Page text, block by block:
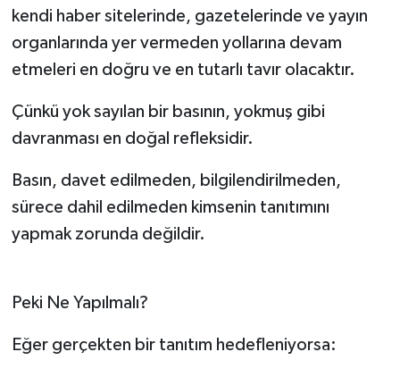
kendi haber sitelerinde, gazetelerinde ve yayın
organlarında yer vermeden yollarına devam
etmeleri en doğru ve en tutarlı tavır olacaktır.
Çünkü yok sayılan bir basının, yokmuş gibi
davranması en doğal refleksidir.
Basın, davet edilmeden, bilgilendirilmeden,
sürece dahil edilmeden kimsenin tanıtımını
yapmak zorunda değildir.
Peki Ne Yapılmalı?
Eğer gerçekten bir tanıtım hedefleniyorsa: